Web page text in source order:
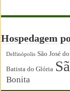
Hospedagem
Delfinópolis São José
Batista do Glória
Bonita